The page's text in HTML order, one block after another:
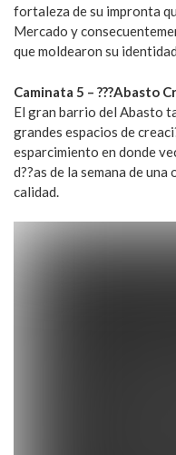
fortaleza de su impronta
Mercado y
que moldearon su
Caminata 5 – ???Abasto
El gran barrio del Abasto
grandes espacios de
esparcimiento en donde
d??as de la semana de
calidad.